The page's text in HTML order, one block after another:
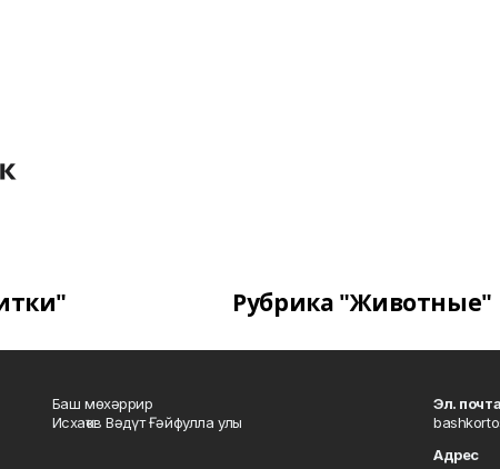
Рубрика "Животные"
Баш мөхәррир
Исхаҡов Вәдүт Ғәйфулла улы
Эл. почта
Адрес